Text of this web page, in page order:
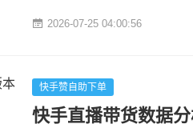
大难题，使用不当可能面临
2026-07-25 04:00:56
快手赞自助下单
快手直播带货数据